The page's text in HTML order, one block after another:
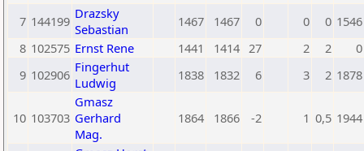
7 144199 Drazsky
Sebastian
1467 1467 0 0 0 1546
8 102575 Ernst Rene 1441 1414 27 2 2
0
9 102906 Fingerhut
Ludwig
1838 1832 6 3 2 1878
10 103703
Gmasz
Gerhard
Mag.
1864 1866 -2 1 0,5 1944